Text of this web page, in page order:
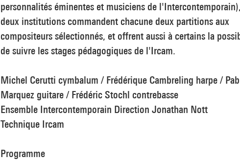
personnalités éminentes et musiciens de
deux institutions commandent chacune deux partitions aux
compositeurs sélectionnés, et offrent aussi à certains la
de suivre les stages pédagogiques de l'Ircam.
Michel Cerutti cymbalum / Frédérique Cambreling harpe /
Marquez guitare / Frédéric Stochl contrebasse
Ensemble Intercontemporain Direction Jonathan Nott
Technique Ircam
Programme